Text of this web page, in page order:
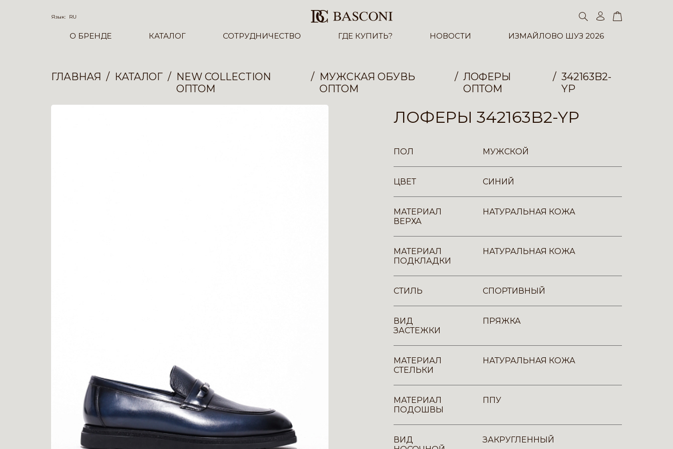
Язык: RU
О БРЕНДЕ КАТАЛОГ СОТРУДНИЧЕСТВО ГДЕ КУПИТЬ? НОВОСТИ ИЗМАЙЛОВО ШУЗ 2026
ГЛАВНАЯ КАТАЛОГ
NEW COLLECTION
ОПТОМ
МУЖСКАЯ ОБУВЬ
ОПТОМ
ЛОФЕРЫ
ОПТОМ
342163B2-
YP
ЛОФЕРЫ 342163B2-YP
ПОЛ МУЖСКОЙ
ЦВЕТ СИНИЙ
МАТЕРИАЛ
ВЕРХА
НАТУРАЛЬНАЯ КОЖА
МАТЕРИАЛ
ПОДКЛАДКИ
НАТУРАЛЬНАЯ КОЖА
СТИЛЬ СПОРТИВНЫЙ
ВИД
ЗАСТЕЖКИ
ПРЯЖКА
МАТЕРИАЛ
СТЕЛЬКИ
НАТУРАЛЬНАЯ КОЖА
МАТЕРИАЛ
ПОДОШВЫ
ППУ
ВИД
ЗАКРУГЛЕННЫЙ